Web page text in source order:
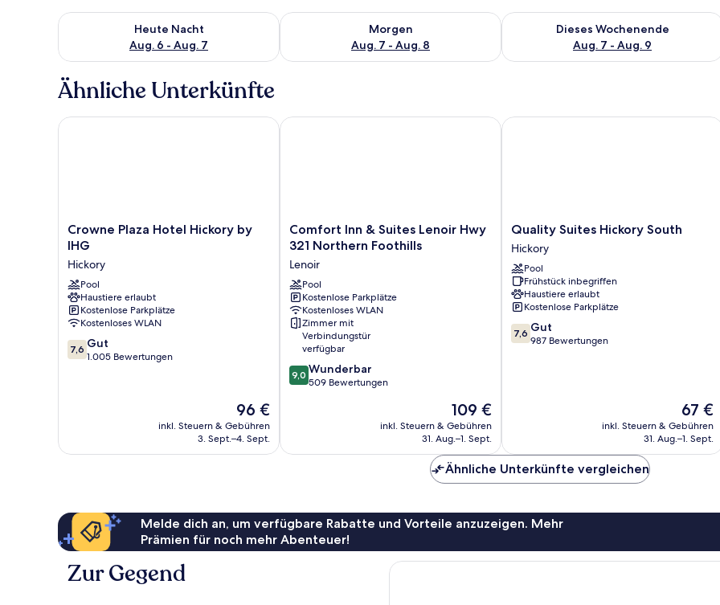
Heute Nacht
Aug. 6 - Aug. 7
Überprüfe die Verfügbarkeit für heute Nacht, Aug. 6 - Aug. 7.
Morgen
Aug. 7 - Aug. 8
Überprüfe die Verfügbarkeit für morgen, Aug. 7 - Aug. 8.
Dieses Wochenende
Aug. 7 - Aug. 9
Überprüfe die Verfügbarkeit für
Ähnliche Unterkünfte
Crowne
Plaza
Hickory
by
IHG
Hickory
Crowne Plaza Hotel Hickory by
IHG
Hickory
Pool
Haustiere erlaubt
Kostenlose Parkplätze
Kostenloses WLAN
7.6
von
7,6 Gut
1.005 Bewertungen
Der
Preis
beträgt
96 €
inkl. Steuern & Gebühren
3. Sept.–4. Sept.
Crowne Plaza Hotel Hickory by IHG
Comfort
Inn
Suites
Lenoir
Hwy
321
Northern
Foothills
Comfort Inn & Suites Lenoir Hwy
321 Northern Foothills
Lenoir
Pool
Kostenlose Parkplätze
Kostenloses WLAN
Zimmer mit
Verbindungstür
verfügbar
9.0
von
9,0 Wunderbar
509 Bewertungen
Der
Preis
beträgt
109 €
inkl. Steuern & Gebühren
31. Aug.–1. Sept.
Comfort Inn & Suites Lenoir Hwy 321 Northern Foothills
Quality
Suites
Hickory
South
Hickory
Quality Suites Hickory South
Hickory
Pool
Frühstück inbegriffen
Haustiere erlaubt
Kostenlose Parkplätze
7.6
von
7,6 Gut
987 Bewertungen
Der
Preis
beträgt
67 €
inkl. Steuern & Gebühren
31. Aug.–1. Sept.
Quality Suites Hickory South
Ähnliche Unterkünfte vergleichen
Melde dich an, um verfügbare Rabatte und Vorteile anzuzeigen. Mehr
Prämien für noch mehr Abenteuer!
Zur Gegend